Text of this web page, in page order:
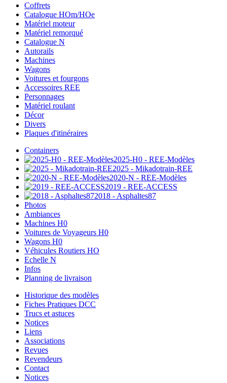
Coffrets
Catalogue HOm/HOe
Matériel moteur
Matériel remorqué
Catalogue N
Autorails
Machines
Wagons
Voitures et fourgons
Accessoires REE
Personnages
Matériel roulant
Décor
Divers
Plaques d'itinéraires
Containers
2025-H0 - REE-Modèles
2025 - Mikadotrain-REE
2020-N - REE-Modèles
2019 - REE-ACCESS
2018 - Asphaltes87
Photos
Ambiances
Machines H0
Voitures de Voyageurs H0
Wagons H0
Véhicules Routiers HO
Echelle N
Infos
Planning de livraison
Historique des modèles
Fiches Pratiques DCC
Trucs et astuces
Notices
Liens
Associations
Revues
Revendeurs
Contact
Notices